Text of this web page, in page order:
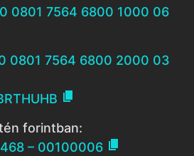
0801 7564 6800 1000 06
0801 7564 6800 2000 03

forintban:
– 00100006 